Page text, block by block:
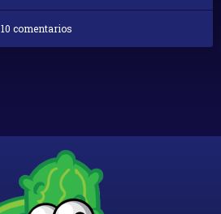
10 comentarios